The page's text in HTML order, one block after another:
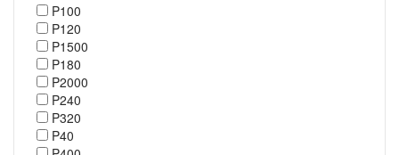
P100
P120
P1500
P180
P2000
P240
P320
P40